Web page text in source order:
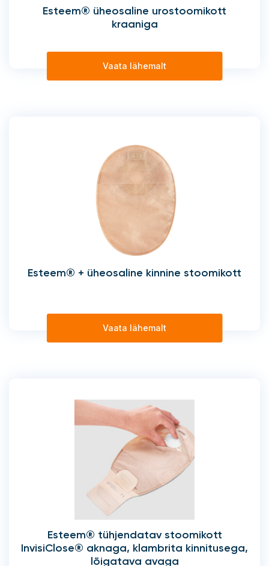
Esteem® üheosaline urostoomikott
kraaniga
Vaata lähemalt
Esteem® + üheosaline kinnine stoomikott
Vaata lähemalt
Esteem® tühjendatav stoomikott
InvisiClose® aknaga, klambrita kinnitusega,
lõigatava avaga